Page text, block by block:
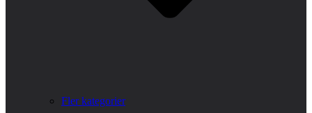
Fler kategorier